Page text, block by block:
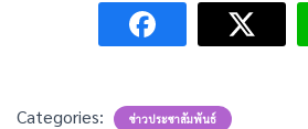
Categories: ข่าวประชาสัมพันธ์